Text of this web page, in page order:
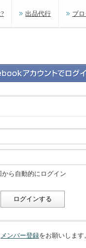
出品代行 ブ
から自動的にログイン
メンバー登録をお願いしま